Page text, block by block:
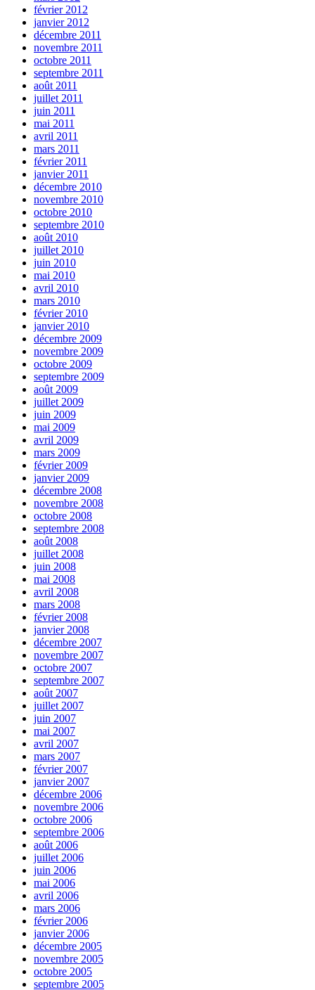
février 2012
janvier 2012
décembre 2011
novembre 2011
octobre 2011
septembre 2011
août 2011
juillet 2011
juin 2011
mai 2011
avril 2011
mars 2011
février 2011
janvier 2011
décembre 2010
novembre 2010
octobre 2010
septembre 2010
août 2010
juillet 2010
juin 2010
mai 2010
avril 2010
mars 2010
février 2010
janvier 2010
décembre 2009
novembre 2009
octobre 2009
septembre 2009
août 2009
juillet 2009
juin 2009
mai 2009
avril 2009
mars 2009
février 2009
janvier 2009
décembre 2008
novembre 2008
octobre 2008
septembre 2008
août 2008
juillet 2008
juin 2008
mai 2008
avril 2008
mars 2008
février 2008
janvier 2008
décembre 2007
novembre 2007
octobre 2007
septembre 2007
août 2007
juillet 2007
juin 2007
mai 2007
avril 2007
mars 2007
février 2007
janvier 2007
décembre 2006
novembre 2006
octobre 2006
septembre 2006
août 2006
juillet 2006
juin 2006
mai 2006
avril 2006
mars 2006
février 2006
janvier 2006
décembre 2005
novembre 2005
octobre 2005
septembre 2005